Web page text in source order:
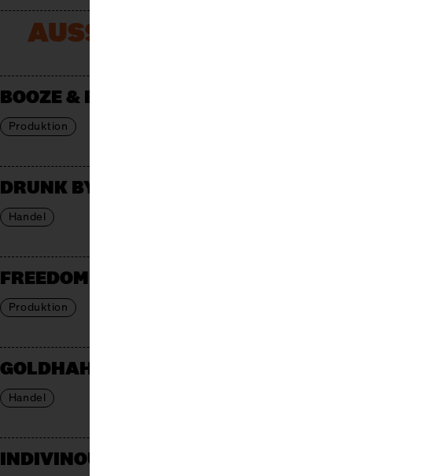
AUSSTELLER*INNEN
BOOZE & ESSIG
Produktion
DRUNK BY NATURE
Handel
FREEDOM REBELS GIN
Produktion
GOLDHAHN & SAMPSON
Handel
INDIVINOUM